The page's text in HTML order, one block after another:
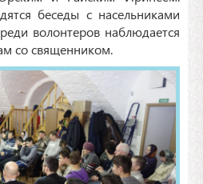
беседы с насельниками
волонтеров наблюдается
со священником.